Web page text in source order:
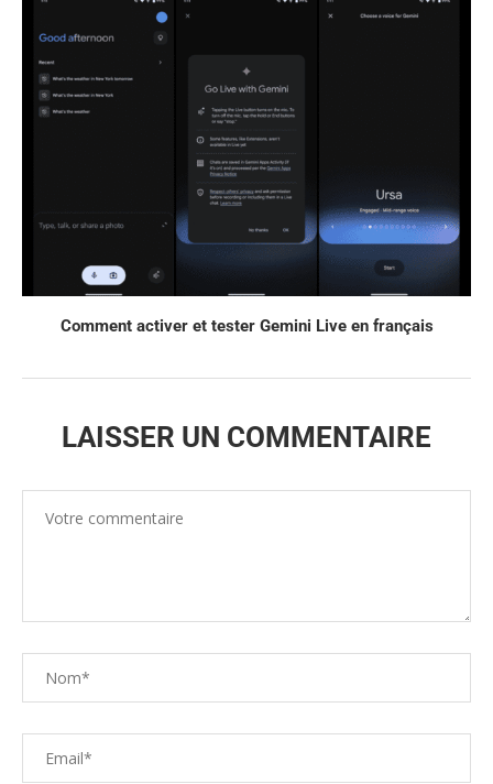
Comment activer et tester Gemini Live en français
LAISSER UN COMMENTAIRE